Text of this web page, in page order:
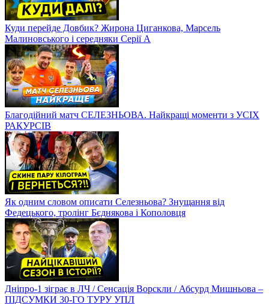
Куди перейде Довбик? Жирона Циганкова, Марсель
Малиновського і середняки Серії А
Благодійний матч СЕЛЕЗНЬОВА. Найкращі моменти з УСІХ
РАКУРСІВ
Як одним словом описати Селезньова? Знущання від
Федецького, тролінг Бєднякова і Кополовця
Дніпро-1 зіграє в ЛЧ / Сенсація Ворскли / Абсурд Мишньова –
ПІДСУМКИ 30-ГО ТУРУ УПЛ